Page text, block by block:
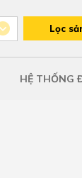
Lọc
HỆ THỐNG